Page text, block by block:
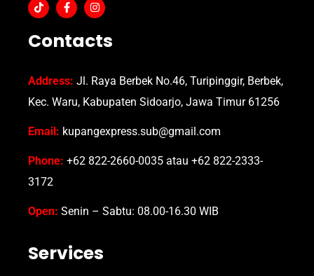
Contacts
Address: Jl. Raya Berbek No.46, Turipinggir, Berbek,
Kec. Waru, Kabupaten Sidoarjo, Jawa Timur 61256
Email: kupangexpress.sub@gmail.com
Phone: +62 822-2660-0035 atau +62 822-2333-
3172
Open: Senin – Sabtu: 08.00-16.30 WIB
Services